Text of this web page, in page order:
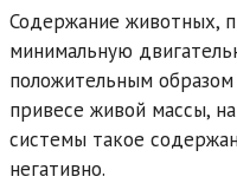
Содержание животных,
минимальную
положительным
привесе живой массы,
системы такое
негативно.